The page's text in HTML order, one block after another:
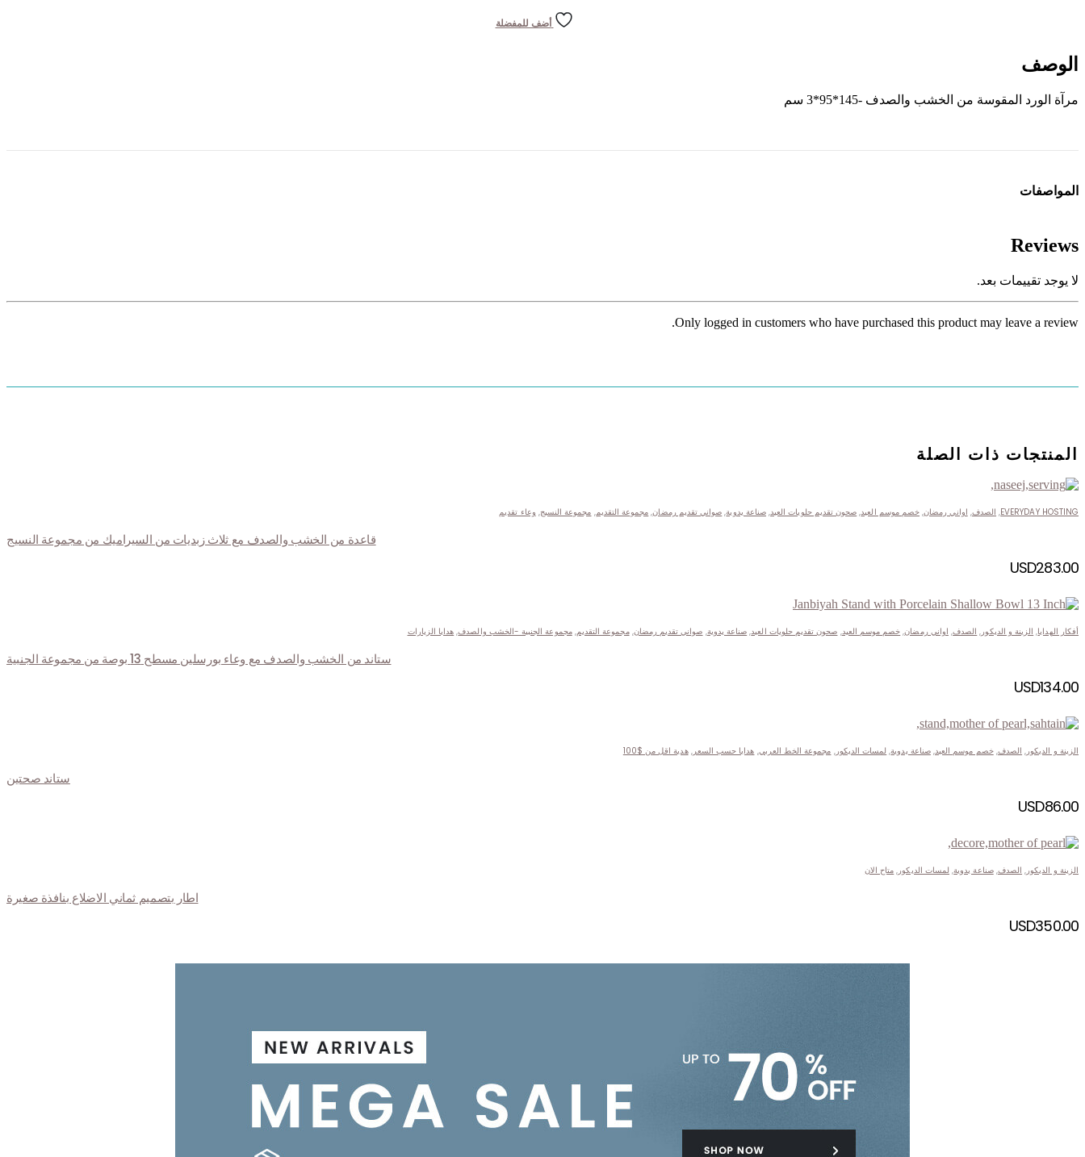
أضف للمفضلة
الوصف
مرآة الورد المقوسة من الخشب والصدف -145*95*3 سم
المواصفات
Reviews
لا يوجد تقييمات بعد.
Only logged in customers who have purchased this product may leave a review.
المنتجات ذات الصلة
EVERYDAY HOSTING
, الصدف, اواني رمضان, خصم موسم العيد, صحون تقديم حلويات العيد,صناعة يدوية, صواني تقديم رمضان, مجموعة التقديم, مجموعة النسيج, وعاء تقديم
قاعدة من الخشب والصدف مع ثلاث زبديات من السيراميك من مجموعة النسيج
USD283.00
أفكار الهدايا, الزينة و الديكور , الصدف, اواني رمضان, خصم موسم العيد, صحون تقديم حلويات العيد, صناعة يدوية, صواني تقديم رمضان,مجموعة التقديم,مجموعة الجنبية -الخشب والصدف, هدايا الزيارات
ستاند من الخشب والصدف مع وعاء بورسلين مسطح 13 بوصة من مجموعة الجنبية
USD134.00
الزينة و الديكور , الصدف,خصم موسم العيد,صناعة يدوية, لمسات الديكور, مجموعة الخط العربي, هدايا حسب السعر,هدية اقل من $100
ستاند صحتين
USD86.00
الزينة و الديكور , الصدف,صناعة يدوية, لمسات الديكور , متاح الان
اطار بتصميم ثماني الاضلاع بنافذة صغيرة
USD350.00